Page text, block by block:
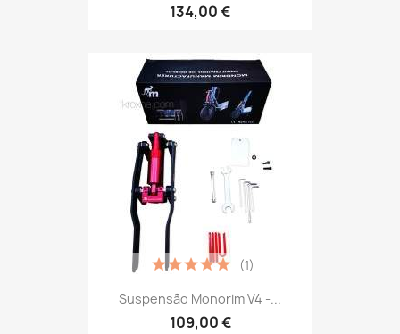
134,00 €
Suspensão Monorim V4 -...
109,00 €
(1)